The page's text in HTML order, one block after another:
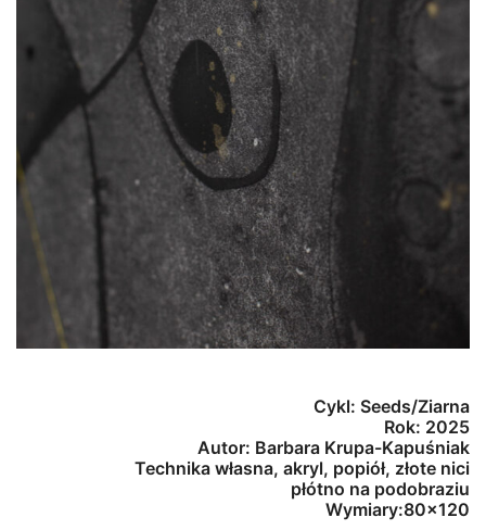
Cykl: Seeds/Ziarna
Rok: 2025
Autor: Barbara Krupa-Kapuśniak
Technika własna, akryl, popiół, złote nici
płótno na podobraziu
Wymiary:80×120